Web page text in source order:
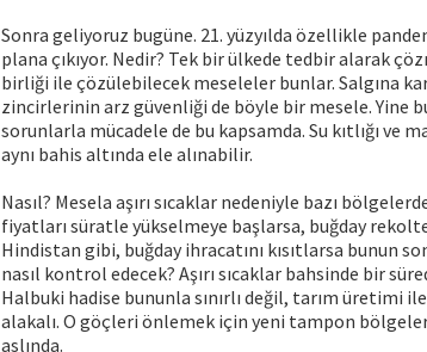
Sonra geliyoruz bugüne. 21. yüzyılda özellikle
plana çıkıyor. Nedir? Tek bir ülkede tedbir alarak
birliği ile çözülebilecek meseleler bunlar. Salgına
zincirlerinin arz güvenliği de böyle bir mesele. Yine
sorunlarla mücadele de bu kapsamda. Su kıtlığı ve
aynı bahis altında ele alınabilir.
Nasıl? Mesela aşırı sıcaklar nedeniyle bazı
fiyatları süratle yükselmeye başlarsa, buğday
Hindistan gibi, buğday ihracatını kısıtlarsa bunun
nasıl kontrol edecek? Aşırı sıcaklar bahsinde bir
Halbuki hadise bununla sınırlı değil, tarım üretimi
alakalı. O göçleri önlemek için yeni tampon
aslında.